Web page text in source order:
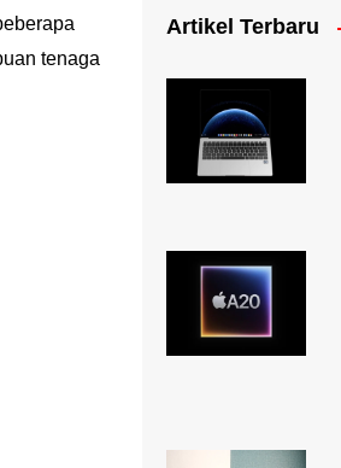
tenaga
Artikel Terbaru